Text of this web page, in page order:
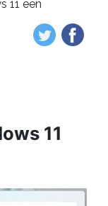
11 een
11